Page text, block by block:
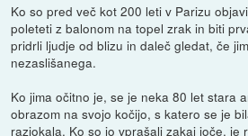
Ko so pred več kot 200 leti v Parizu
poleteti z balonom na topel zrak in biti
pridrli ljudje od blizu in daleč gledat, če
nezaslišanega.
Ko jima očitno je, se je neka 80 let stara
obrazom na svojo kočijo, s katero se je
razjokala. Ko so jo vprašali zakaj joče, je